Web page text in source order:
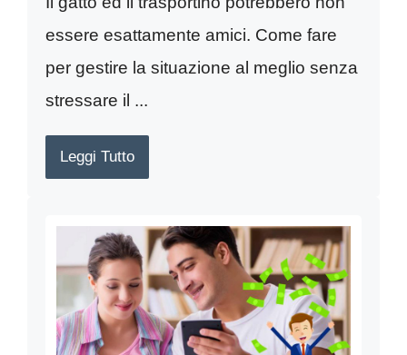
essere esattamente amici. Come fare
per gestire la situazione al meglio senza
stressare il ...
Leggi Tutto